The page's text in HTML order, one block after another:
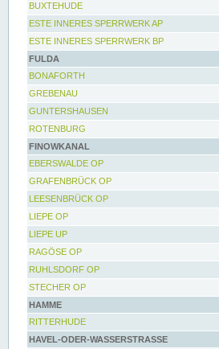
BUXTEHUDE
ESTE INNERES SPERRWERK AP
ESTE INNERES SPERRWERK BP
FULDA
BONAFORTH
GREBENAU
GUNTERSHAUSEN
ROTENBURG
FINOWKANAL
EBERSWALDE OP
GRAFENBRÜCK OP
LEESENBRÜCK OP
LIEPE OP
LIEPE UP
RAGÖSE OP
RUHLSDORF OP
STECHER OP
HAMME
RITTERHUDE
HAVEL-ODER-WASSERSTRASSE